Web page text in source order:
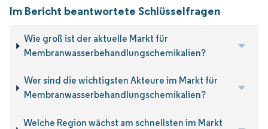
Im Bericht beantwortete Schlüsselfragen
Wie groß ist der aktuelle Markt für
Membranwasserbehandlungschemikalien?
Wer sind die wichtigsten Akteure im Markt für
Membranwasserbehandlungschemikalien?
Welche Region wächst am schnellsten im Markt